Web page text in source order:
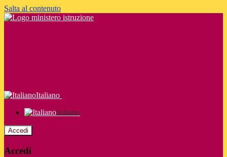
Salta al contenuto
Italiano
Italiano
Accedi
Accedi